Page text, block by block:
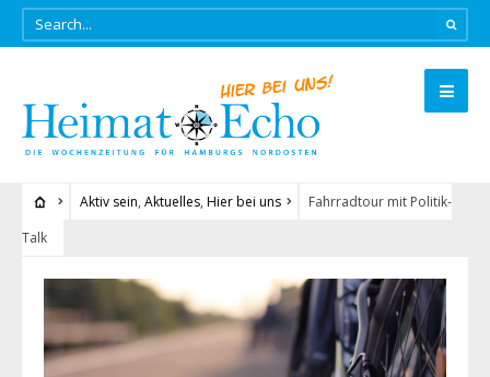
Aktiv sein, Aktuelles, Hier bei uns
Fahrradtour mit Politik-
Talk